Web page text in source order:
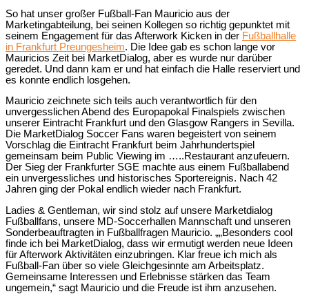
So hat unser großer Fußball-Fan Mauricio aus der
Marketingabteilung, bei seinen Kollegen so richtig gepunktet mit
seinem Engagement für das Afterwork Kicken in der Fußballhalle
in Frankfurt Preungesheim. Die Idee gab es schon lange vor
Mauricios Zeit bei MarketDialog, aber es wurde nur darüber
geredet. Und dann kam er und hat einfach die Halle reserviert und
es konnte endlich losgehen.
Mauricio zeichnete sich teils auch verantwortlich für den
unvergesslichen Abend des Europapokal Finalspiels zwischen
unserer Eintracht Frankfurt und den Glasgow Rangers in Sevilla.
Die MarketDialog Soccer Fans waren begeistert von seinem
Vorschlag die Eintracht Frankfurt beim Jahrhundertspiel
gemeinsam beim Public Viewing im …..Restaurant anzufeuern.
Der Sieg der Frankfurter SGE machte aus einem Fußballabend
ein unvergessliches und historisches Sportereignis. Nach 42
Jahren ging der Pokal endlich wieder nach Frankfurt.
Ladies & Gentleman, wir sind stolz auf unsere Marketdialog
Fußballfans, unsere MD-Soccerhallen Mannschaft und unseren
Sonderbeauftragten in Fußballfragen Mauricio. „„Besonders cool
finde ich bei MarketDialog, dass wir ermutigt werden neue Ideen
für Afterwork Aktivitäten einzubringen. Klar freue ich mich als
Fußball-Fan über so viele Gleichgesinnte am Arbeitsplatz.
Gemeinsame Interessen und Erlebnisse stärken das Team
ungemein,“ sagt Mauricio und die Freude ist ihm anzusehen.